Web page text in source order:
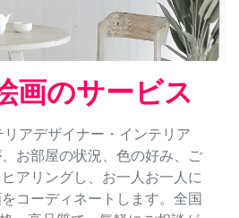
画のサービス
アデザイナー・インテリア
お部屋の状況、色の好み、ご
アリングし、お一人お一人に
コーディネートします。全国